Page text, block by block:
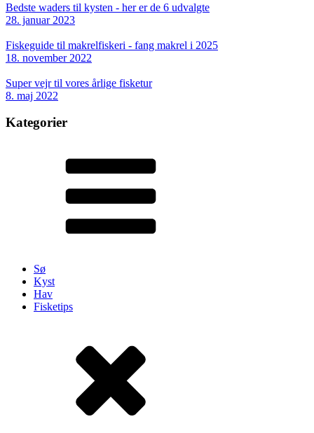
Bedste waders til kysten - her er de 6 udvalgte
28. januar 2023
Fiskeguide til makrelfiskeri - fang makrel i 2025
18. november 2022
Super vejr til vores årlige fisketur
8. maj 2022
Kategorier
Sø
Kyst
Hav
Fisketips